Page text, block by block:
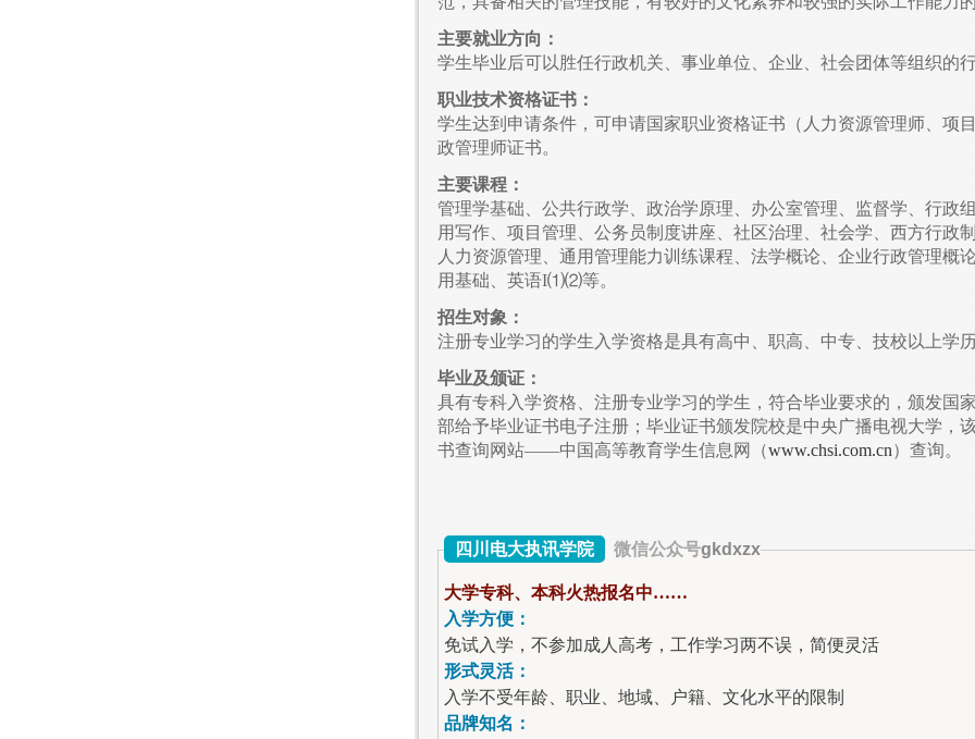
主要就业方向：
学生毕业后可以胜任行政机关、事业单位、企业、社会团体等组织的
职业技术资格证书：
学生达到申请条件，可申请国家职业资格证书（人力资源管理师、项
政管理师证书。
主要课程：
管理学基础、公共行政学、政治学原理、办公室管理、监督学、行政
用写作、项目管理、公务员制度讲座、社区治理、社会学、西方行政
人力资源管理、通用管理能力训练课程、法学概论、企业行政管理概
用基础、英语I⑴⑵等。
招生对象：
注册专业学习的学生入学资格是具有高中、职高、中专、技校以上学
毕业及颁证：
具有专科入学资格、注册专业学习的学生，符合毕业要求的，颁发国
部给予毕业证书电子注册；毕业证书颁发院校是中央广播电视大学，
书查询网站——中国高等教育学生信息网（www.chsi.com.cn）查询。
四川电大执讯学院 微信公众号gkdxzx
大学专科、本科火热报名中……
入学方便：
免试入学，不参加成人高考，工作学习两不误，简便灵活
形式灵活：
入学不受年龄、职业、地域、户籍、文化水平的限制
品牌知名：